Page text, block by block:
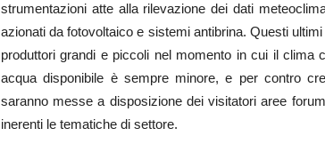
strumentazioni atte alla rilevazione dei dati
azionati da fotovoltaico e sistemi antibrina. Questi
produttori grandi e piccoli nel momento in cui il
acqua disponibile è sempre minore, e per contro
saranno messe a disposizione dei visitatori aree
inerenti le tematiche di settore.